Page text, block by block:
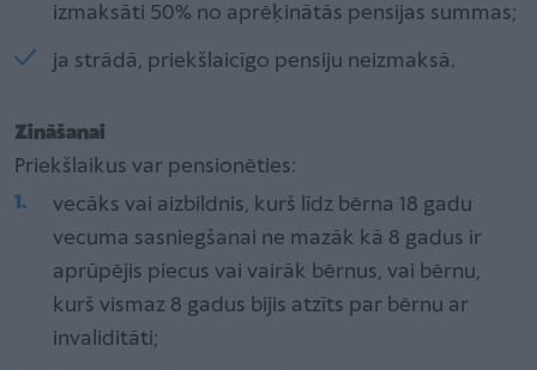
izmaksāti 50% no aprēķinātās pensijas summas;
ja strādā, priekšlaicīgo pensiju neizmaksā.
Zināšanai
Priekšlaikus var pensionēties:
vecāks vai aizbildnis, kurš līdz bērna 18 gadu
vecuma sasniegšanai ne mazāk kā 8 gadus ir
aprūpējis piecus vai vairāk bērnus, vai bērnu,
kurš vismaz 8 gadus bijis atzīts par bērnu ar
invaliditāti;